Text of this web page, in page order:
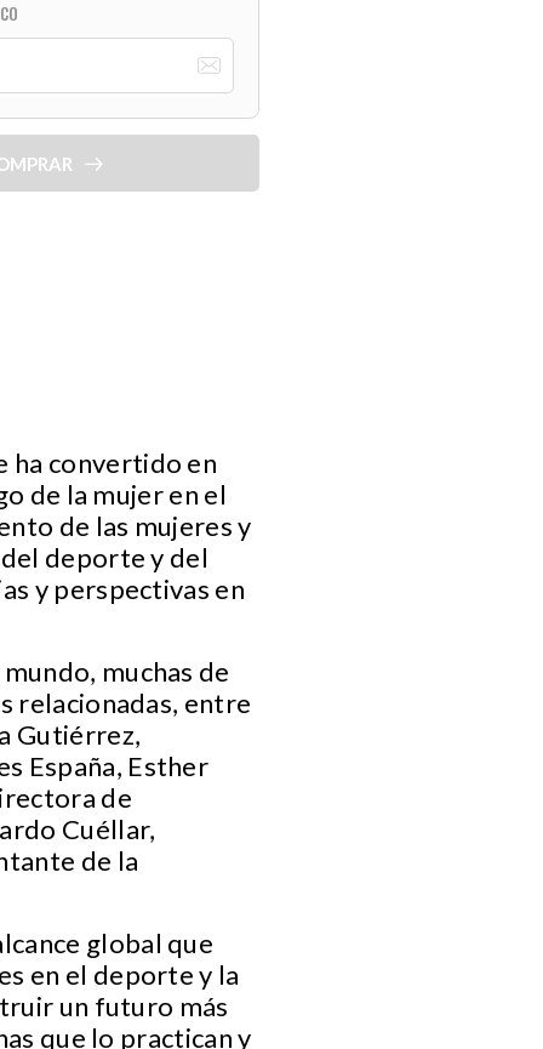
ha convertido en
de la mujer en el
de las mujeres y
deporte y del
y perspectivas en
muchas de
relacionadas, entre
Gutiérrez,
España, Esther
de
Cuéllar,
de la
global que
en el deporte y la
un futuro más
que lo practican y